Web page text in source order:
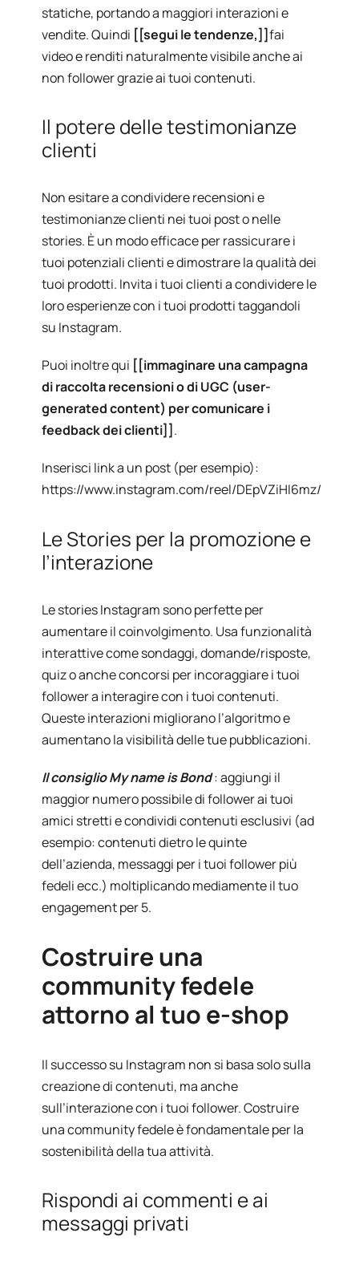
statiche, portando a maggiori interazioni e
vendite. Quindi [[segui le tendenze,]]fai
video e renditi naturalmente visibile anche ai
non follower grazie ai tuoi contenuti.
Il potere delle testimonianze
clienti
Non esitare a condividere recensioni e
testimonianze clienti nei tuoi post o nelle
stories. È un modo efficace per rassicurare i
tuoi potenziali clienti e dimostrare la qualità dei
tuoi prodotti. Invita i tuoi clienti a condividere le
loro esperienze con i tuoi prodotti taggandoli
su Instagram.
Puoi inoltre qui [[immaginare una campagna
di raccolta recensioni o di UGC (user-
generated content) per comunicare i
feedback dei clienti]] .
Inserisci link a un post (per esempio):
https://www.instagram.com/reel/DEpVZiHI6mz/
Le Stories per la promozione e
l’interazione
Le stories Instagram sono perfette per
aumentare il coinvolgimento. Usa funzionalità
interattive come sondaggi, domande/risposte,
quiz o anche concorsi per incoraggiare i tuoi
follower a interagire con i tuoi contenuti.
Queste interazioni migliorano l’algoritmo e
aumentano la visibilità delle tue pubblicazioni.
Il consiglio My name is Bond: aggiungi il
maggior numero possibile di follower ai tuoi
amici stretti e condividi contenuti esclusivi (ad
esempio: contenuti dietro le quinte
dell’azienda, messaggi per i tuoi follower più
fedeli ecc.) moltiplicando mediamente il tuo
engagement per 5.
Costruire una
community fedele
attorno al tuo e-shop
Il successo su Instagram non si basa solo sulla
creazione di contenuti, ma anche
sull’interazione con i tuoi follower. Costruire
una community fedele è fondamentale per la
sostenibilità della tua attività.
Rispondi ai commenti e ai
messaggi privati